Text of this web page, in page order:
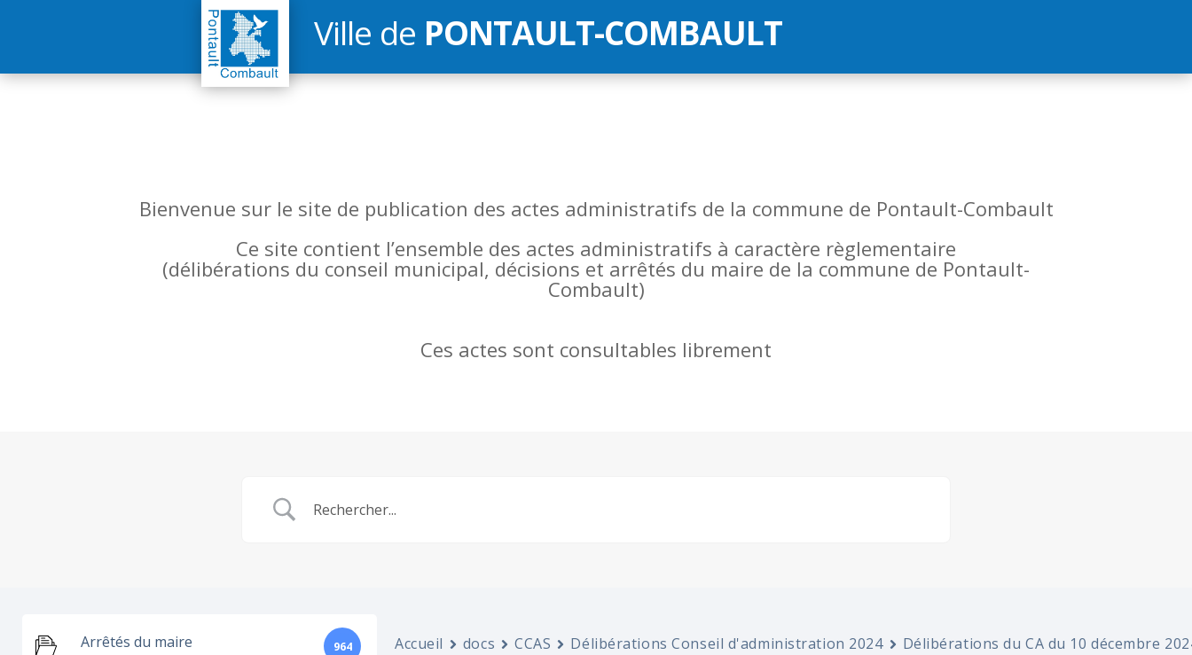
Ville de PONTAULT-COMBAULT
Bienvenue sur le site de publication des actes administratifs de la commune de Pontault-Combault
Ce site contient l’ensemble des actes administratifs à caractère règlementaire
(délibérations du conseil municipal, décisions et arrêtés du maire de la commune de Pontault-
Combault)
Ces actes sont consultables librement
Arrêtés du maire 964 Accueil docs CCAS Délibérations Conseil d'administration 2024
Délibérations du CA du 10 décembre